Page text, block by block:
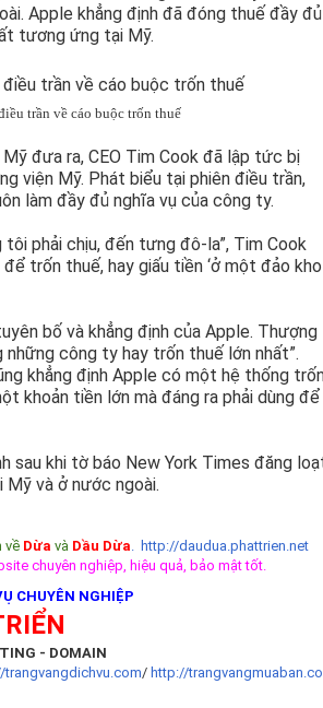
Apple khẳng định đã đóng thuế đầy đủ
tương ứng tại Mỹ.
trần về cáo buộc trốn thuế
đưa ra, CEO Tim Cook đã lập tức bị
viện Mỹ. Phát biểu tại phiên điều trần,
làm đầy đủ nghĩa vụ của công ty.
phải chịu, đến tưng đô-la”, Tim Cook
trốn thuế, hay giấu tiền ‘ở một đảo kho
bố và khẳng định của Apple. Thượng
công ty hay trốn thuế lớn nhất”.
khẳng định Apple có một hệ thống
khoản tiền lớn mà đáng ra phải dùng để
sau khi tờ báo New York Times đăng
và ở nước ngoài.
về Dừa và Dầu Dừa. http://daudua.phattrien.net
chuyên nghiệp, hiệu quả, bảo mật tốt.
CHUYÊN NGHIỆP
- DOMAIN
trangvangdichvu.com/ http://